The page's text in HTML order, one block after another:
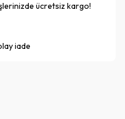
ücretsiz kargo!
iade